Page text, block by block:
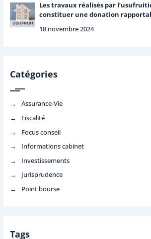
Les travaux réalisés par
constituer une donation
18 novembre 2024
Catégories
Assurance-Vie
Fiscalité
Focus conseil
Informations cabinet
Investissements
Jurisprudence
Point bourse
Tags